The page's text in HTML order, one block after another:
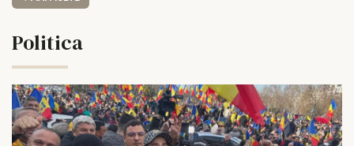
Politica